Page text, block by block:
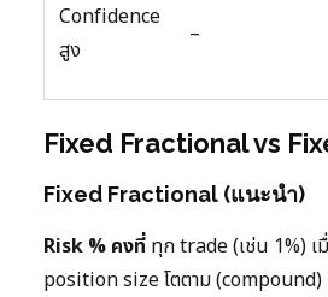
Confidence
สูง
–
Fixed Fractional vs
Fixed Fractional (แนะนำ)
Risk % คงที่ ทุก trade (เช่น 1%) เ
position size โตตาม (compound)